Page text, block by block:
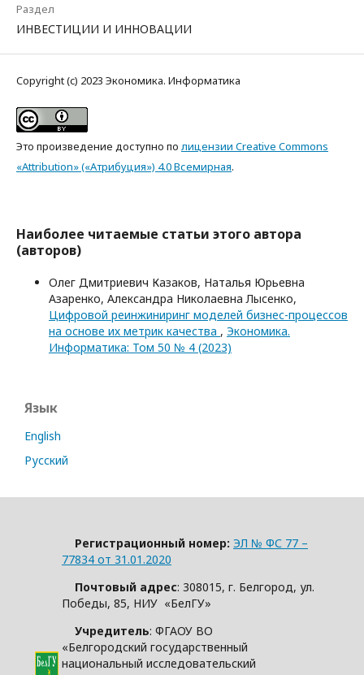
Раздел
ИНВЕСТИЦИИ И ИННОВАЦИИ
Copyright (c) 2023 Экономика. Информатика
Это произведение доступно по лицензии Creative Commons
«Attribution» («Атрибуция») 4.0 Всемирная.
Наиболее читаемые статьи этого автора
(авторов)
Олег Дмитриевич Казаков, Наталья Юрьевна
Азаренко, Александра Николаевна Лысенко,
Цифровой реинжиниринг моделей бизнес-процессов
на основе их метрик качества , Экономика.
Информатика: Том 50 № 4 (2023)
Язык
English
Русский
Регистрационный номер: ЭЛ № ФС 77 –
77834 от 31.01.2020
Почтовый адрес: 308015, г. Белгород, ул.
Победы, 85, НИУ «БелГУ»
Учредитель: ФГАОУ ВО
«Белгородский государственный
национальный исследовательский